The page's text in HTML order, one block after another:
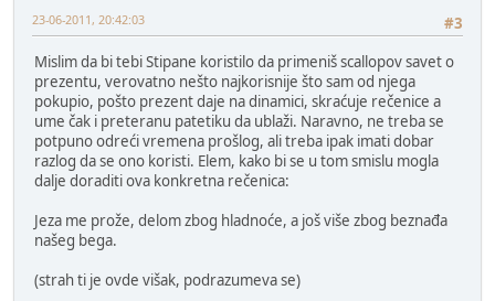
#3
23-06-2011, 20:42:03
Mislim da bi tebi Stipane koristilo da primeniš scallopov savet o
prezentu, verovatno nešto najkorisnije što sam od njega
pokupio, pošto prezent daje na dinamici, skraćuje rečenice a
ume čak i preteranu patetiku da ublaži. Naravno, ne treba se
potpuno odreći vremena prošlog, ali treba ipak imati dobar
razlog da se ono koristi. Elem, kako bi se u tom smislu mogla
dalje doraditi ova konkretna rečenica:
Jeza me prože, delom zbog hladnoće, a još više zbog beznađa
našeg bega.
(strah ti je ovde višak, podrazumeva se)